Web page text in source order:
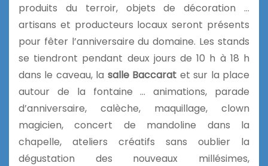
produits du terroir, objets de décoration …
artisans et producteurs locaux seront présents
pour fêter l’anniversaire du domaine. Les stands
se tiendront pendant deux jours de 10 h à 18 h
dans le caveau, la salle Baccarat et sur la place
autour de la fontaine … animations, parade
d’anniversaire, calèche, maquillage, clown
magicien, concert de mandoline dans la
chapelle, ateliers créatifs sans oublier la
dégustation des nouveaux millésimes,